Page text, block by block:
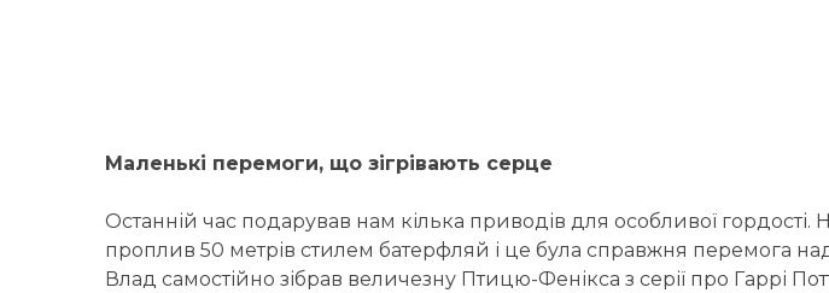
Маленькі перемоги, що зігрівають серце
Останній час подарував нам кілька приводів для особливої
проплив 50 метрів стилем батерфляй і це була справжня перемога
Влад самостійно зібрав величезну Птицю-Фенікса з серії про Гаррі